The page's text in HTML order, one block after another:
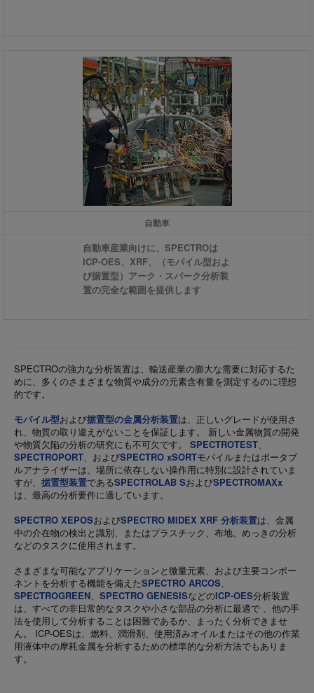
自動車
自動車産業向けに、SPECTROは
ICP-OES、XRF、（モバイル型およ
び据置型）アーク・スパーク分析装
置の完全な範囲を提供します
SPECTROの強力な分析装置は、輸送産業の膨大な需要に対応するた
めに、多くのさまざまな物質や成分の元素含有量を測定するのに理想
的です。
モバイル型および据置型の金属分析装置は、正しいグレードが使用さ
れ、物質の取り違えがないことを保証します。 新しい金属物質の開発
や物質欠陥の分析の研究にも不可欠です。 SPECTROTEST、
SPECTROPORT、およびSPECTRO xSORTモバイルまたはポータブ
ルアナライザーは、場所に依存しない操作用に特別に設計されていま
すが、 据置型装置であるSPECTROLAB SおよびSPECTROMAXx
は、最高の分析要件に適しています。
SPECTRO XEPOSおよびSPECTRO MIDEX XRF 分析装置は、金属
中の介在物の検出と識別、またはプラスチック、布地、めっきの分析
などのタスクに使用されます。
さまざまな可能なアプリケーションと微量元素、および主要コンポー
ネントを分析する機能を備えたSPECTRO ARCOS、
SPECTROGREEN、 SPECTRO GENESISなどのICP-OES分析装置
は、すべての非日常的なタスクや小さな部品の分析に最適で 、他の手
法を使用して分析することは困難であるか、まったく分析できませ
ん。 ICP-OESは、燃料、潤滑剤、使用済みオイルまたはその他の作業
用液体中の摩耗金属を分析するための標準的な分析方法でもありま
す。